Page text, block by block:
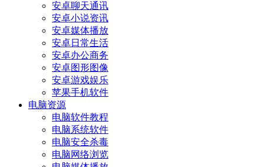
安卓聊天通讯
安卓小说资讯
安卓媒体播放
安卓日常生活
安卓办公商务
安卓图形图像
安卓游戏娱乐
苹果手机软件
电脑资源
电脑软件教程
电脑系统软件
电脑安全杀毒
电脑网络浏览